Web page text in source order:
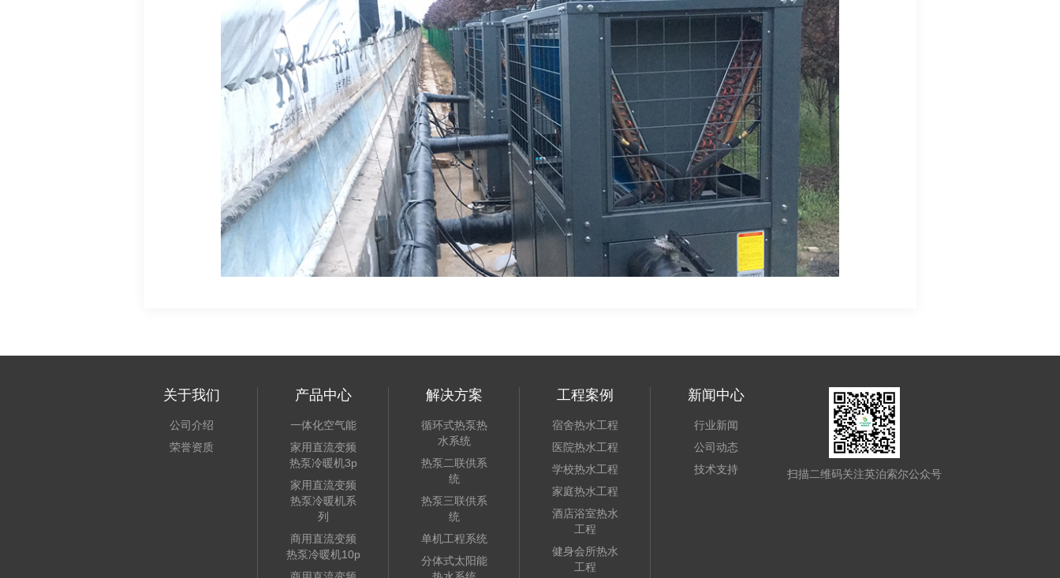
关于我们
公司介绍
荣誉资质
产品中心
一体化空气能
家用直流变频
热泵冷暖机3p
家用直流变频
热泵冷暖机系
列
商用直流变频
热泵冷暖机10p
解决方案
循环式热泵热
水系统
热泵二联供系
统
热泵三联供系
统
单机工程系统
分体式太阳能
工程案例
宿舍热水工程
医院热水工程
学校热水工程
家庭热水工程
酒店浴室热水
工程
健身会所热水
工程
新闻中心
行业新闻
公司动态
技术支持
扫描二维码关注英泊索尔公众号